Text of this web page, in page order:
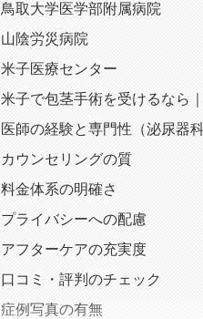
鳥取大学医学部附属病院
山陰労災病院
米子医療センター
米子で包茎手術を受けるなら
医師の経験と専門性（泌尿器
カウンセリングの質
料金体系の明確さ
プライバシーへの配慮
アフターケアの充実度
口コミ・評判のチェック
症例写真の有無